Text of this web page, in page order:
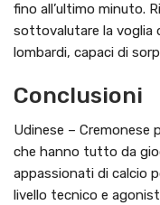
fino all’ultimo minuto.
sottovalutare la voglia
lombardi, capaci di
Conclusioni
Udinese – Cremonese
che hanno tutto da
appassionati di calcio
livello tecnico e